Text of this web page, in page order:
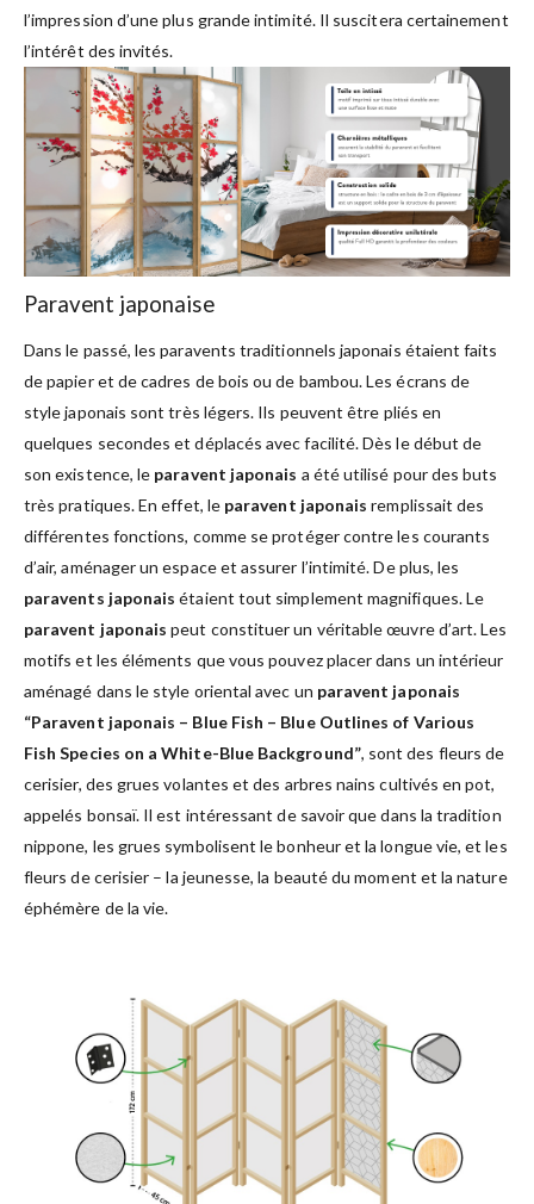
l’impression d’une plus grande intimité. Il suscitera certainement
l’intérêt des invités.
Paravent japonaise
Dans le passé, les paravents traditionnels japonais étaient faits
de papier et de cadres de bois ou de bambou. Les écrans de
style japonais sont très légers. Ils peuvent être pliés en
quelques secondes et déplacés avec facilité. Dès le début de
son existence, le paravent japonais a été utilisé pour des buts
très pratiques. En effet, le paravent japonais remplissait des
différentes fonctions, comme se protéger contre les courants
d’air, aménager un espace et assurer l’intimité. De plus, les
paravents japonais étaient tout simplement magnifiques. Le
paravent japonais peut constituer un véritable œuvre d’art. Les
motifs et les éléments que vous pouvez placer dans un intérieur
aménagé dans le style oriental avec un paravent japonais
“Paravent japonais – Blue Fish – Blue Outlines of Various
Fish Species on a White-Blue Background”, sont des fleurs de
cerisier, des grues volantes et des arbres nains cultivés en pot,
appelés bonsaï. Il est intéressant de savoir que dans la tradition
nippone, les grues symbolisent le bonheur et la longue vie, et les
fleurs de cerisier – la jeunesse, la beauté du moment et la nature
éphémère de la vie.